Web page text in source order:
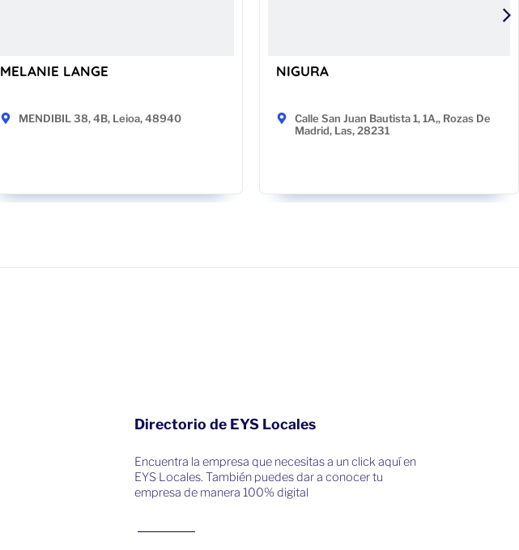
MELANIE LANGE
MENDIBIL 38, 4B, Leioa, 48940
NIGURA
Calle San Juan Bautista 1, 1A,, Rozas De
Madrid, Las, 28231
Directorio de EYS Locales
Encuentra la empresa que necesitas a un click aquí en
EYS Locales. También puedes dar a conocer tu
empresa de manera 100% digital